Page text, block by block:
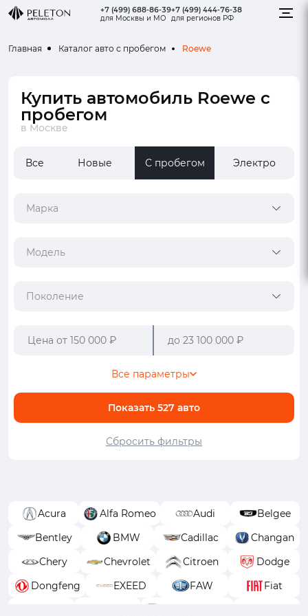
+7 (499) 688-86-39
для Москвы и МО
+7 (499) 444-76-38
для регионов РФ
Главная Каталог авто с пробегом Roewe
Купить автомобиль Roewe с
пробегом
в Москве
Все Новые С пробегом Электро
Марка
Модель
Поколение
Показать 527 авто
Все параметры
Сбросить фильтры
Acura Alfa Romeo Audi
Belgee
Bentley
BMW Cadillac
Changan
Chery
Chevrolet Citroen
Dodge
Dongfeng
EXEED FAW
Fiat